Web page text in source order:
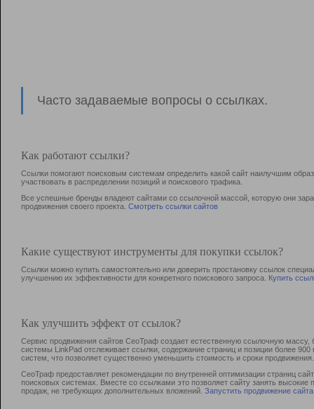
Часто задаваемые вопросы о ссылках.
Как работают ссылки?
Ссылки помогают поисковым системам определить какой сайт наилучшим
участвовать в раcпределении позиций и поискового трафика.
Все успешные бренды владеют сайтами со ссылочной массой, которую они
продвижения своего проекта. Смотреть ссылки сайтов
Какие существуют инструменты для покупки ссылок?
Ссылки можно купить самостоятельно или доверить простановку ссылок
улучшению их эффективности для конкретного поискового запроса. Купить
Как улучшить эффект от ссылок?
Сервис продвижения сайтов СеоТраф создает естественную ссылочную
системы LinkPad отслеживает ссылки, содержание страниц и позиции более
систем, что позволяет существенно уменьшить стоимость и сроки продвижения.
СеоТраф предоставляет рекомендации по внутренней оптимизации страниц
поисковых системах. Вместе со ссылками это позволяет сайту занять
продаж, не требующих дополнительных вложений. Запустить продвижение сайта